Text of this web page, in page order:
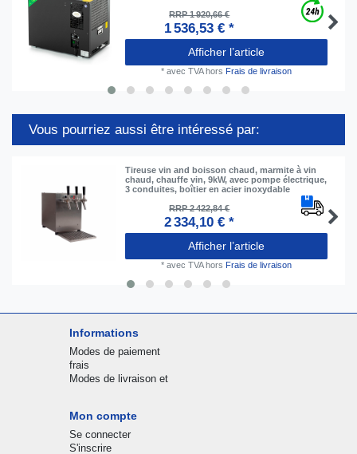
RRP 1 920,66 €
1 536,53 € *
Afficher l’article
* avec TVAhors Frais de livraison
Vous pourriez aussi être intéressé par:
Tireuse vin and boisson chaud, marmite à vin
chaud, chauffe vin, 9kW, avec pompe électrique,
3 conduites, boîtier en acier inoxydable
RRP 2 422,84 €
2 334,10 € *
Afficher l’article
* avec TVAhors Frais de livraison
Informations
Modes de paiement
frais
Modes de livraison et
Mon compte
Se connecter
S'inscrire